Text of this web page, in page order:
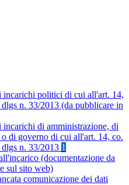
incarichi politici di cui all'art. 14,
n. 33/2013 (da pubblicare in
incarichi di amministrazione, di
di governo di cui all'art. 14, co.
n. 33/2013 1
(documentazione da
sul sito web)
comunicazione dei dati